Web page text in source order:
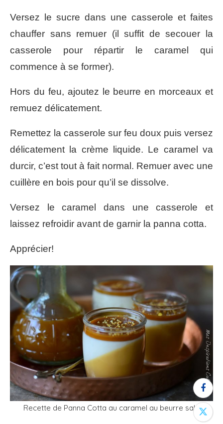
Versez le sucre dans une casserole et faites
chauffer sans remuer (il suffit de secouer la
casserole pour répartir le caramel qui
commence à se former).
Hors du feu, ajoutez le beurre en morceaux et
remuez délicatement.
Remettez la casserole sur feu doux puis versez
délicatement la crème liquide. Le caramel va
durcir, c’est tout à fait normal. Remuer avec une
cuillère en bois pour qu’il se dissolve.
Versez le caramel dans une casserole et
laissez refroidir avant de garnir la panna cotta.
Apprécier!
Recette de Panna Cotta au caramel au beurre salé